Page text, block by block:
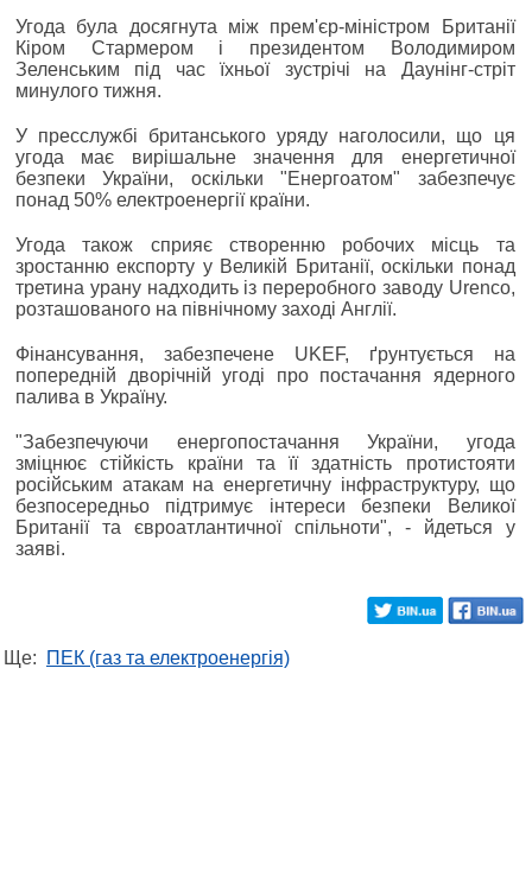
Угода була досягнута між прем'єр-міністром Британії
Кіром Стармером і президентом Володимиром
Зеленським під час їхньої зустрічі на Даунінг-стріт
минулого тижня.
У пресслужбі британського уряду наголосили, що ця
угода має вирішальне значення для енергетичної
безпеки України, оскільки "Енергоатом" забезпечує
понад 50% електроенергії країни.
Угода також сприяє створенню робочих місць та
зростанню експорту у Великій Британії, оскільки понад
третина урану надходить із переробного заводу Urenco,
розташованого на північному заході Англії.
Фінансування, забезпечене UKEF, ґрунтується на
попередній дворічній угоді про постачання ядерного
палива в Україну.
"Забезпечуючи енергопостачання України, угода
зміцнює стійкість країни та її здатність протистояти
російським атакам на енергетичну інфраструктуру, що
безпосередньо підтримує інтереси безпеки Великої
Британії та євроатлантичної спільноти", - йдеться у
заяві.
Ще: ПЕК (газ та електроенергія)